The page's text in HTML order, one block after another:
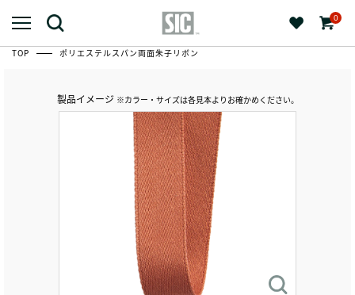
0
TOP ポリエステルスパン両面朱子リボン
製品イメージ ※カラー・サイズは各見本よりお確かめください。